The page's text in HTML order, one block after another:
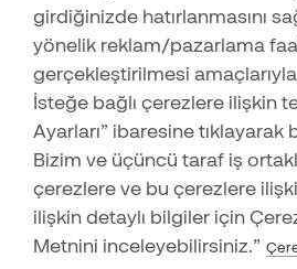
Destek Merkezi
444 83 73
girdiğinizde hatırlanmasını
yönelik reklam/pazarlama
gerçekleştirilmesi
İsteğe bağlı çerezlere ilişkin
Ayarları” ibaresine tıklayarak
Bizim ve üçüncü taraf iş
çerezlere ve bu çerezlere
ilişkin detaylı bilgiler için
Metnini inceleyebilirsiniz.”